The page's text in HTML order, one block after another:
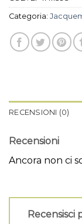
Categoria:
RECENSIONI (0)
Recensioni
Ancora non ci
Recensisci